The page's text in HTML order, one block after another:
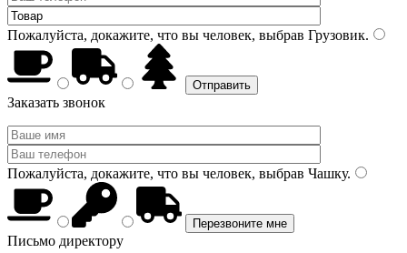
Пожалуйста, докажите, что вы человек, выбрав Грузовик.
Заказать звонок
Пожалуйста, докажите, что вы человек, выбрав Чашку.
Письмо директору